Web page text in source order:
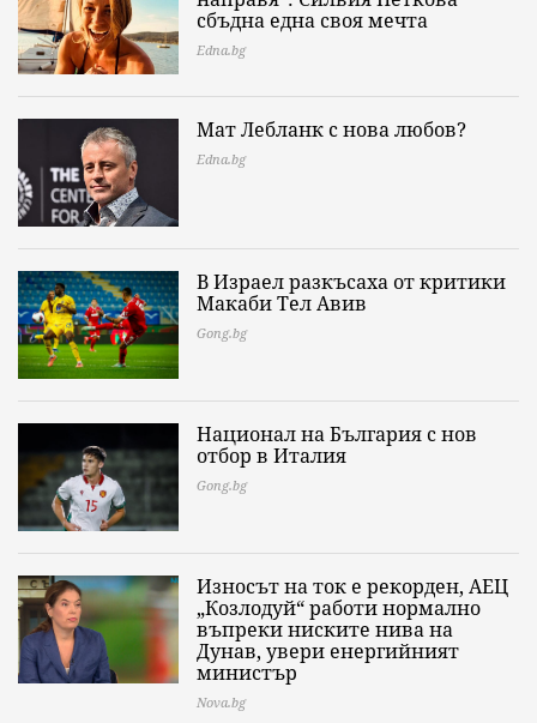
сбъдна една своя мечта
Edna.bg
Мат Лебланк с нова любов?
Edna.bg
В Израел разкъсаха от критики
Макаби Тел Авив
Gong.bg
Национал на България с нов
отбор в Италия
Gong.bg
Износът на ток е рекорден, АЕЦ
„Козлодуй“ работи нормално
въпреки ниските нива на
Дунав, увери енергийният
министър
Nova.bg